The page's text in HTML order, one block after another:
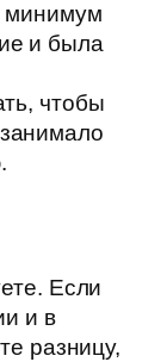
минимум
и была
чтобы
Если
и в
разницу,